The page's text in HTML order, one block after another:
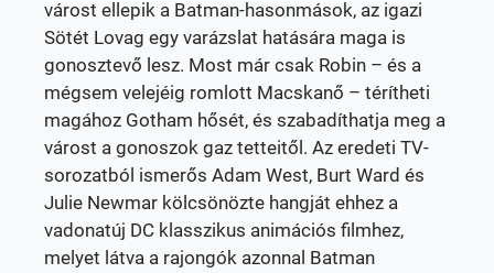
várost ellepik a Batman-hasonmások, az igazi
Sötét Lovag egy varázslat hatására maga is
gonosztevő lesz. Most már csak Robin – és a
mégsem velejéig romlott Macskanő – térítheti
magához Gotham hősét, és szabadíthatja meg a
várost a gonoszok gaz tetteitől. Az eredeti TV-
sorozatból ismerős Adam West, Burt Ward és
Julie Newmar kölcsönözte hangját ehhez a
vadonatúj DC klasszikus animációs filmhez,
melyet látva a rajongók azonnal Batman